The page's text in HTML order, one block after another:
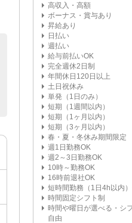
高収入・高額
ボーナス・賞与あり
昇給あり
日払い
週払い
給与前払いOK
完全週休2日制
年間休日120日以上
土日祝休み
単発（1日のみ）
短期（1週間以内）
短期（1ヶ月以内）
短期（3ヶ月以内）
春・夏・冬休み期間限定
週1日勤務OK
週2～3日勤務OK
10時～勤務OK
16時前退社OK
短時間勤務（1日4h以内
時間固定シフト制
時間や曜日が選べる・シ
自由